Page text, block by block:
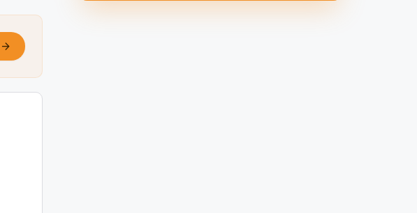
arrow_forward